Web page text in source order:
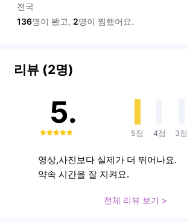
전국
136명이 봤고, 2명이 찜했어요.
리뷰 (2명)
5.
0
5점 4점 3점
영상,사진보다 실제가 더 뛰어나요.
약속 시간을 잘 지켜요.
전체 리뷰 보기 >